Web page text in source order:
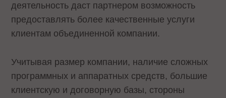
деятельность даст партнером возможность
предоставлять более качественные услуги
клиентам объединенной компании.
Учитывая размер компании, наличие сложных
программных и аппаратных средств, большие
клиентскую и договорную базы, стороны